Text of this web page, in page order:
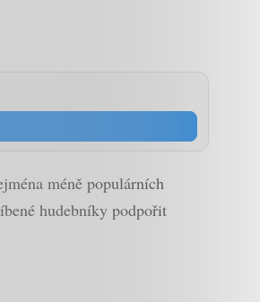
méně populárních
hudebníky podpořit